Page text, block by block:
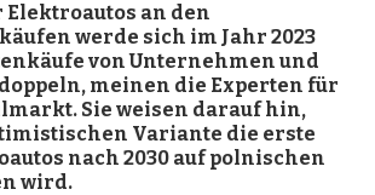
an den
werde sich im Jahr 2023
von Unternehmen und
meinen die Experten für
Sie weisen darauf hin,
Variante die erste
nach 2030 auf polnischen
wird.